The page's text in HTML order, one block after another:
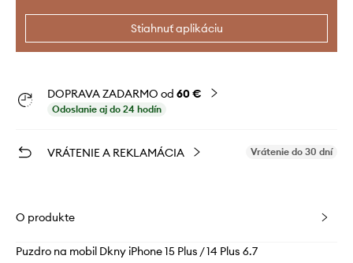
Stiahnuť aplikáciu
DOPRAVA ZADARMO od 60 €
Odoslanie aj do 24 hodín
VRÁTENIE A REKLAMÁCIA Vrátenie do 30 dní
O produkte
Puzdro na mobil Dkny iPhone 15 Plus / 14 Plus 6.7